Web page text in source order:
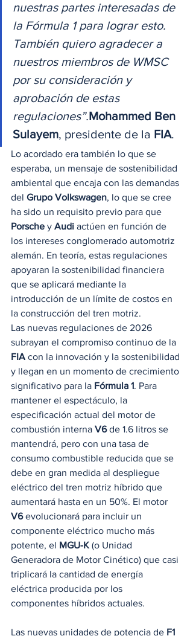
nuestras partes interesadas de
la Fórmula 1 para lograr esto.
También quiero agradecer a
nuestros miembros de WMSC
por su consideración y
aprobación de estas
regulaciones”.Mohammed Ben
Sulayem, presidente de la FIA.
Lo acordado era también lo que se
esperaba, un mensaje de sostenibilidad
ambiental que encaja con las demandas
del Grupo Volkswagen, lo que se cree
ha sido un requisito previo para que
Porsche y Audi actúen en función de
los intereses conglomerado automotriz
alemán. En teoría, estas regulaciones
apoyaran la sostenibilidad financiera
que se aplicará mediante la
introducción de un límite de costos en
la construcción del tren motriz.
Las nuevas regulaciones de 2026
subrayan el compromiso continuo de la
FIA con la innovación y la sostenibilidad
y llegan en un momento de crecimiento
significativo para la Fórmula 1. Para
mantener el espectáculo, la
especificación actual del motor de
combustión interna V6 de 1.6 litros se
mantendrá, pero con una tasa de
consumo combustible reducida que se
debe en gran medida al despliegue
eléctrico del tren motriz híbrido que
aumentará hasta en un 50%. El motor
V6 evolucionará para incluir un
componente eléctrico mucho más
potente, el MGU-K (o Unidad
Generadora de Motor Cinético) que casi
triplicará la cantidad de energía
eléctrica producida por los
componentes híbridos actuales.
Las nuevas unidades de potencia de F1